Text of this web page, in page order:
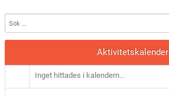
Aktivitetskalender
Inget hittades i kalendern...